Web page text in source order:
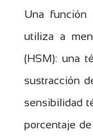
Una función
utiliza a
(HSM): una
sustracción
sensibilidad
porcentaje